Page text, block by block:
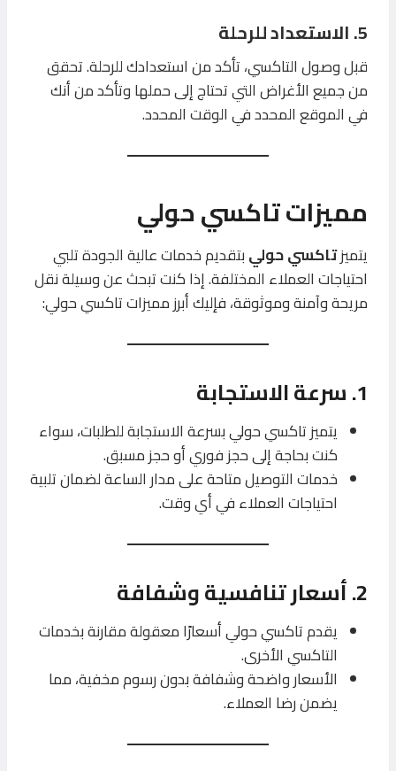
5. الاستعداد للرحلة
قبل وصول التاكسي، تأكد من استعدادك للرحلة. تحقق
من جميع الأغراض التي تحتاج إلى حملها وتأكد من أنك
في الموقع المحدد في الوقت المحدد.
مميزات تاكسي حولي
يتميزتاكسي حوليبتقديم خدمات عالية الجودة تلبي
احتياجات العملاء المختلفة. إذا كنت تبحث عن وسيلة نقل
مريحة وآمنة وموثوقة، فإليك أبرز مميزات تاكسي حولي:
1. سرعة الاستجابة
يتميز تاكسي حولي بسرعة الاستجابة للطلبات، سواء
كنت بحاجة إلى حجز فوري أو حجز مسبق.
خدمات التوصيل متاحة على مدار الساعة لضمان تلبية
احتياجات العملاء في أي وقت.
2. أسعار تنافسية وشفافة
يقدم تاكسي حولي أسعارًا معقولة مقارنة بخدمات
التاكسي الأخرى.
الأسعار واضحة وشفافة بدون رسوم مخفية، مما
يضمن رضا العملاء.